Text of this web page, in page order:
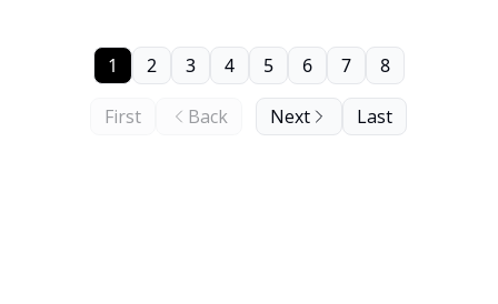
First Back
1 2 3 4 5 6 7 8
Next Last